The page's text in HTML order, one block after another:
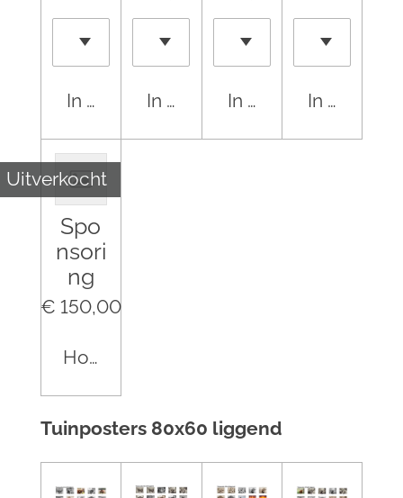
In winkelwagenIn winkelwagenIn winkelwagen
In
Uitverkocht
Spo
nsori
ng
€ 150,00
Houd mij op de hoogte
Tuinposters 80x60 liggend